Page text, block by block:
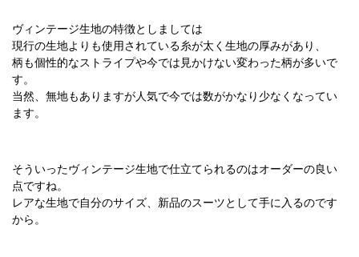
ヴィンテージ生地の特徴としましては
現行の生地よりも使用されている糸が太く生地の厚みがあり、
柄も個性的なストライプや今では見かけない変わった柄が多いで
す。
当然、無地もありますが人気で今では数がかなり少なくなってい
ます。
そういったヴィンテージ生地で仕立てられるのはオーダーの良い
点ですね。
レアな生地で自分のサイズ、新品のスーツとして手に入るのです
から。